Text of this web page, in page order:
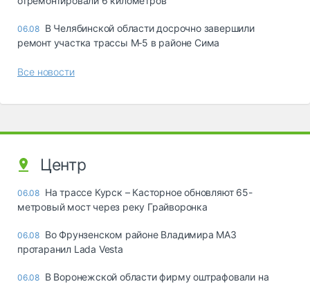
06.08 В Челябинской области досрочно завершили
ремонт участка трассы М‑5 в районе Сима
Все новости
Центр
06.08 На трассе Курск – Касторное обновляют 65-
метровый мост через реку Грайворонка
06.08 Во Фрунзенском районе Владимира МАЗ
протаранил Lada Vesta
06.08 В Воронежской области фирму оштрафовали на